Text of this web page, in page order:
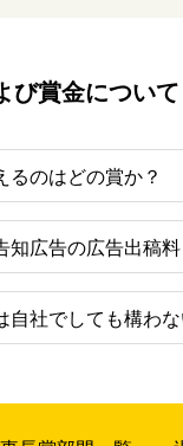
び賞金について
るのはどの賞か？
知広告の広告出稿
自社でしても構わ